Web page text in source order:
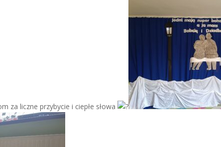
za liczne przybycie i ciepłe słowa